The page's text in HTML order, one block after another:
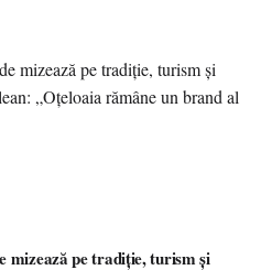
mizează pe tradiție, turism și